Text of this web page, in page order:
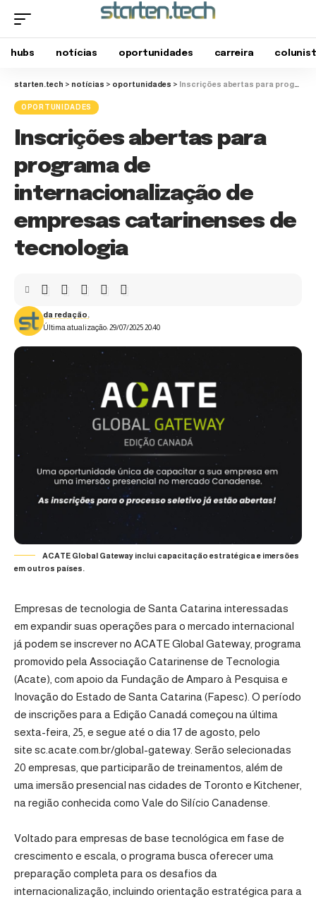
hubs notícias oportunidades carreira
starten.tech > notícias > oportunidades > Inscrições abertas para programa de internacionalização de empresas catarinenses de tecnologia
OPORTUNIDADES
Inscrições abertas para
programa de
internacionalização de
empresas catarinenses de
tecnologia
Última atualização: 29/07/2025 20:40
da redação.
ACATE Global Gateway inclui capacitação estratégica e imersões
em outros países.
Empresas de tecnologia de Santa Catarina interessadas
em expandir suas operações para o mercado internacional
já podem se inscrever no ACATE Global Gateway , programa
promovido pela Associação Catarinense de Tecnologia
(Acate) , com apoio da Fundação de Amparo à Pesquisa e
Inovação do Estado de Santa Catarina (Fapesc) . O período
de inscrições para a Edição Canadá começou na última
sexta-feira, 25, e segue até o dia 17 de agosto, pelo
site sc.acate.com.br/global-gateway . Serão selecionadas
20 empresas, que participarão de treinamentos, além de
uma imersão presencial nas cidades de Toronto e Kitchener,
na região conhecida como Vale do Silício Canadense.
Voltado para empresas de base tecnológica em fase de
crescimento e escala, o programa busca oferecer uma
preparação completa para os desafios da
internacionalização, incluindo orientação estratégica para a